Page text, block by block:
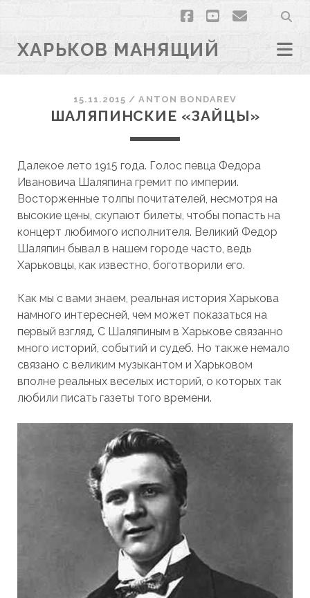
facebook
youtubeemail
ХАРЬКОВ МАНЯЩИЙ
15.11.2015 /ANTON BONDAREV
ШАЛЯПИНСКИЕ «ЗАЙЦЫ»
Далекое лето 1915 года. Голос певца Федора
Ивановича Шаляпина гремит по империи.
Восторженные толпы почитателей, несмотря на
высокие цены, скупают билеты, чтобы попасть на
концерт любимого исполнителя. Великий Федор
Шаляпин бывал в нашем городе часто, ведь
Харьковцы, как известно, боготворили его.
Как мы с вами знаем, реальная история Харькова
намного интересней, чем может показаться на
первый взгляд. С Шаляпиным в Харькове связанно
много историй, событий и судеб. Но также немало
связано с великим музыкантом и Харьковом
вполне реальных веселых историй, о которых так
любили писать газеты того времени.